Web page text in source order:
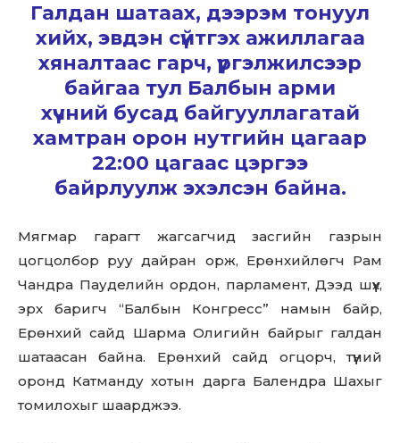
Галдан шатаах, дээрэм тонуул
хийх, эвдэн сүйтгэх ажиллагаа
хяналтаас гарч, үргэлжилсээр
байгаа тул Балбын арми
хүчний бусад байгууллагатай
хамтран орон нутгийн цагаар
22:00 цагаас цэргээ
байрлуулж эхэлсэн байна.
Мягмар гарагт жагсагчид засгийн газрын
цогцолбор руу дайран орж, Ерөнхийлөгч Рам
Чандра Пауделийн ордон, парламент, Дээд шүүх,
эрх баригч “Балбын Конгресс” намын байр,
Ерөнхий сайд Шарма Олигийн байрыг галдан
шатаасан байна. Ерөнхий сайд огцорч, түүний
оронд Катманду хотын дарга Балендра Шахыг
томилохыг шаарджээ.